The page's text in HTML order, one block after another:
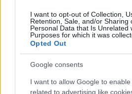
I want to opt-out of Collection,
Retention, Sale, and/or Sharing
Personal Data that Is Unrelated
Purposes for which it was
Opted Out
Google consents
I want to allow Google to
related to advertising like